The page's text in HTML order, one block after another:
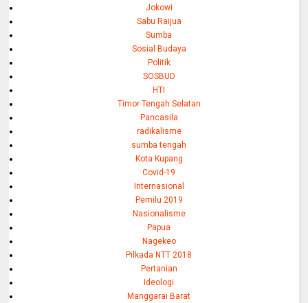
Jokowi
Sabu Raijua
Sumba
Sosial Budaya
Politik
SOSBUD
HTI
Timor Tengah Selatan
Pancasila
radikalisme
sumba tengah
Kota Kupang
Covid-19
Internasional
Pemilu 2019
Nasionalisme
Papua
Nagekeo
Pilkada NTT 2018
Pertanian
Ideologi
Manggarai Barat